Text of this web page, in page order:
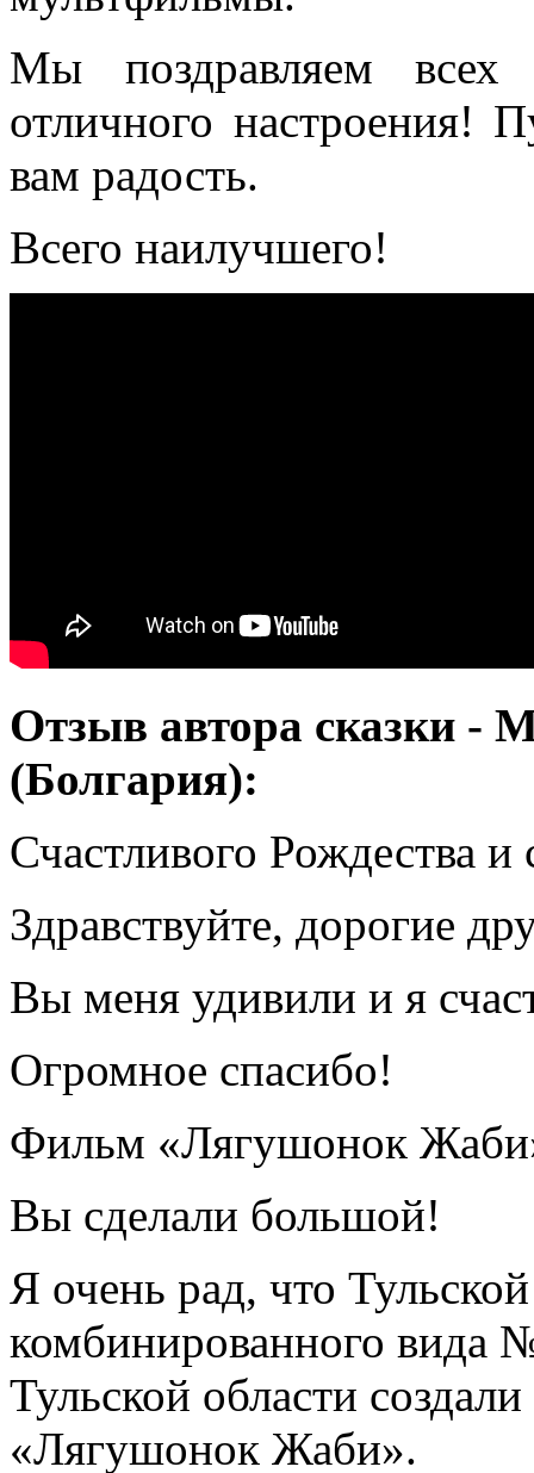
Мы поздравляем
отличного настроения!
вам радость.
Всего наилучшего!
Отзыв автора сказки -
(Болгария):
Счастливого Рождества и
Здравствуйте, дорогие
Вы меня удивили и я
Огромное спасибо!
Фильм «Лягушонок
Вы сделали большой!
Я очень рад, что
комбинированного вида
Тульской области
«Лягушонок Жаби».